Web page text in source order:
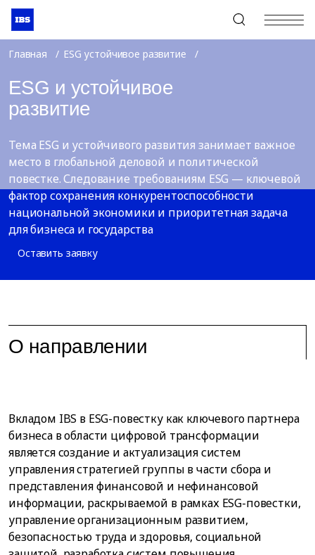
+7 (495) 967-80-80
Главная ESG устойчивое развитие
ESG и устойчивое
развитие
Тема ESG и устойчивого развития занимает важное
место в глобальной деловой и политической
повестке. Следование требованиям ESG — ключевой
фактор сохранения конкурентоспособности
национальной экономики и приоритетная задача
для бизнеса и государства
Оставить заявку
О направлении
Вкладом IBS в ESG-повестку как ключевого партнера
бизнеса в области цифровой трансформации
является создание и актуализация систем
управления стратегией группы в части сбора и
представления финансовой и нефинансовой
информации, раскрываемой в рамках ESG-повестки,
управление организационным развитием,
безопасностью труда и здоровья, социальной